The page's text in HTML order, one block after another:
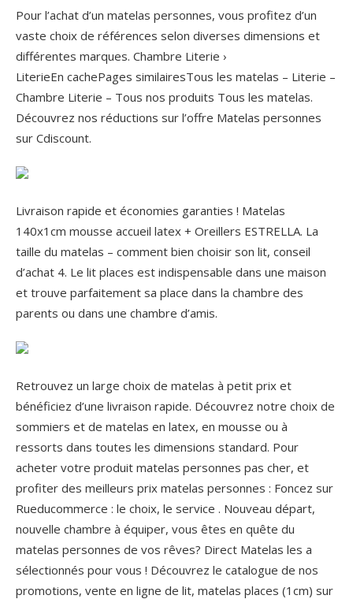
Pour l’achat d’un matelas personnes, vous profitez d’un
vaste choix de références selon diverses dimensions et
différentes marques. Chambre Literie ›
LiterieEn cachePages similairesTous les matelas – Literie –
Chambre Literie – Tous nos produits Tous les matelas.
Découvrez nos réductions sur l’offre Matelas personnes
sur Cdiscount.
Livraison rapide et économies garanties ! Matelas
140x1cm mousse accueil latex + Oreillers ESTRELLA. La
taille du matelas – comment bien choisir son lit, conseil
d’achat 4. Le lit places est indispensable dans une maison
et trouve parfaitement sa place dans la chambre des
parents ou dans une chambre d’amis.
Retrouvez un large choix de matelas à petit prix et
bénéficiez d’une livraison rapide. Découvrez notre choix de
sommiers et de matelas en latex, en mousse ou à
ressorts dans toutes les dimensions standard. Pour
acheter votre produit matelas personnes pas cher, et
profiter des meilleurs prix matelas personnes : Foncez sur
Rueducommerce : le choix, le service . Nouveau départ,
nouvelle chambre à équiper, vous êtes en quête du
matelas personnes de vos rêves? Direct Matelas les a
sélectionnés pour vous ! Découvrez le catalogue de nos
promotions, vente en ligne de lit, matelas places (1cm) sur